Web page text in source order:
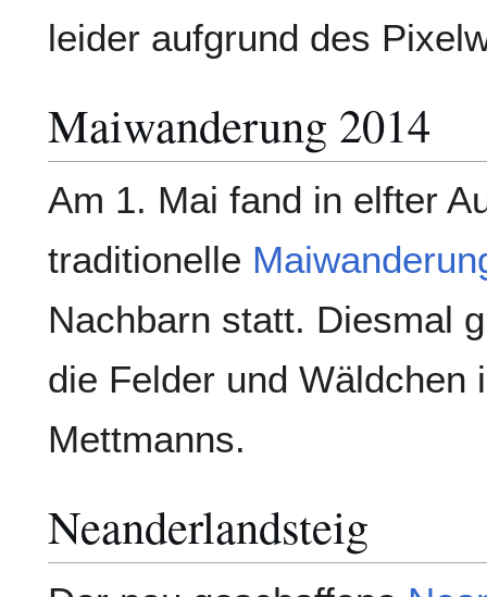
leider aufgrund des
Maiwanderung 2014
Am 1. Mai fand in elfter
traditionelle
Nachbarn statt. Diesmal
die Felder und Wäldchen
Mettmanns.
Neanderlandsteig